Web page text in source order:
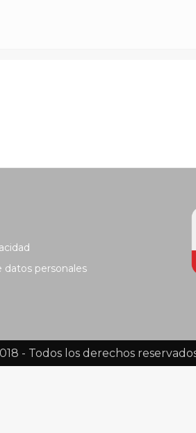
datos personales
- Todos los derechos